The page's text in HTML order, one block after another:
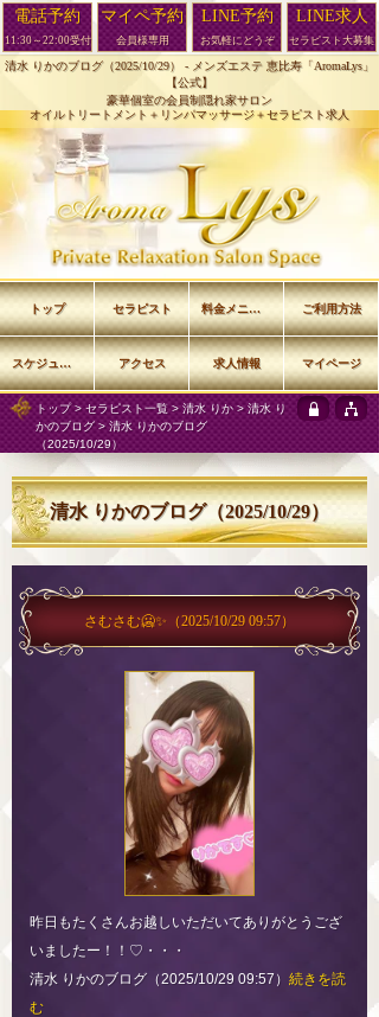
清水 りかのブログ（2025/10/29） - メンズエステ 恵比寿「AromaLys」
【公式】
豪華個室の会員制隠れ家サロン
オイルトリートメント＋リンパマッサージ＋セラピスト求人
トップ> セラピスト一覧 >清水 りか >清水 り
かのブログ> 清水 りかのブログ
（2025/10/29）
清水 りかのブログ（2025/10/29）
さむさむ🥶✨ （2025/10/29 09:57）
昨日もたくさんお越しいただいてありがとうござ
いましたー！！♡・・・
清水 りかのブログ（2025/10/29 09:57） 続きを読
む
トップ セラピスト 料金メニュー ご利用方法
スケジュール アクセス 求人情報 マイページ
電話予約
11:30～22:00受付
マイペ予約
会員様専用
LINE予約
お気軽にどうぞ
LINE求人
セラピスト大募集